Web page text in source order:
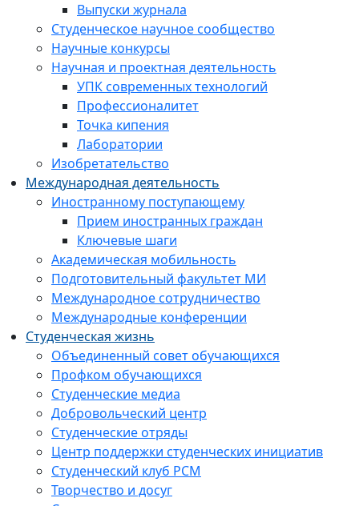
Выпуски журнала
Студенческое научное сообщество
Научные конкурсы
Научная и проектная деятельность
УПК современных технологий
Профессионалитет
Точка кипения
Лаборатории
Изобретательство
Международная деятельность
Иностранному поступающему
Прием иностранных граждан
Ключевые шаги
Академическая мобильность
Подготовительный факультет МИ
Международное сотрудничество
Международные конференции
Студенческая жизнь
Объединенный совет обучающихся
Профком обучающихся
Студенческие медиа
Добровольческий центр
Студенческие отряды
Центр поддержки студенческих инициатив
Студенческий клуб РСМ
Творчество и досуг